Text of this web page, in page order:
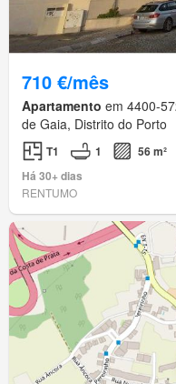
710 €/mês
Apartamento em 4400-
de Gaia, Distrito do Porto
T1 1
56 m²
Há 30+ dias
RENTUMO